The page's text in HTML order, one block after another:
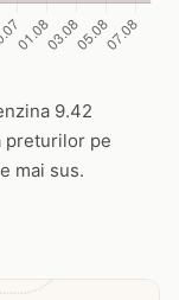
9.42
preturilor pe
mai sus.